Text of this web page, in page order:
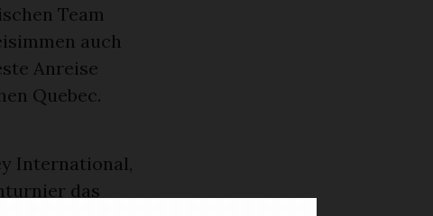
Team
auch
Anreise
Quebec.
International,
das